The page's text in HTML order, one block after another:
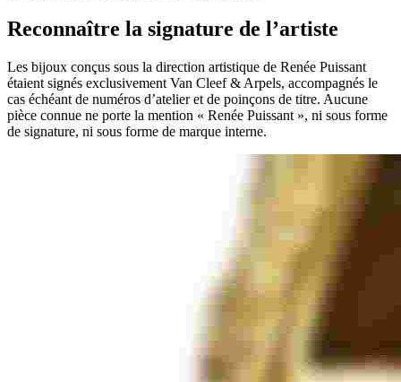
Reconnaître la signature de l’artiste
Les bijoux conçus sous la direction artistique de Renée Puissant
étaient signés exclusivement Van Cleef & Arpels, accompagnés le
cas échéant de numéros d’atelier et de poinçons de titre. Aucune
pièce connue ne porte la mention « Renée Puissant », ni sous forme
de signature, ni sous forme de marque interne.